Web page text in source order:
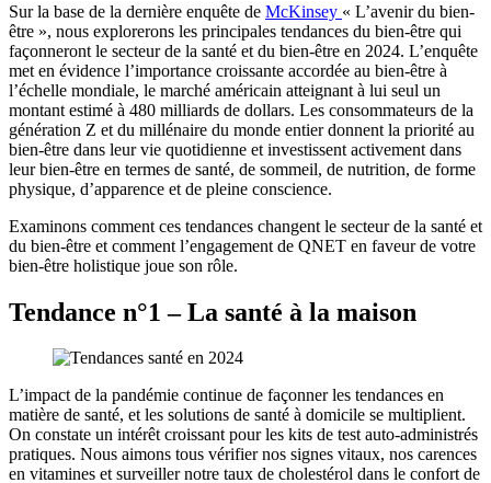
Sur la base de la dernière enquête de McKinsey « L’avenir du bien-
être », nous explorerons les principales tendances du bien-être qui
façonneront le secteur de la santé et du bien-être en 2024. L’enquête
met en évidence l’importance croissante accordée au bien-être à
l’échelle mondiale, le marché américain atteignant à lui seul un
montant estimé à 480 milliards de dollars. Les consommateurs de la
génération Z et du millénaire du monde entier donnent la priorité au
bien-être dans leur vie quotidienne et investissent activement dans
leur bien-être en termes de santé, de sommeil, de nutrition, de forme
physique, d’apparence et de pleine conscience.
Examinons comment ces tendances changent le secteur de la santé et
du bien-être et comment l’engagement de QNET en faveur de votre
bien-être holistique joue son rôle.
Tendance n°1 – La santé à la maison
L’impact de la pandémie continue de façonner les tendances en
matière de santé, et les solutions de santé à domicile se multiplient.
On constate un intérêt croissant pour les kits de test auto-administrés
pratiques. Nous aimons tous vérifier nos signes vitaux, nos carences
en vitamines et surveiller notre taux de cholestérol dans le confort de